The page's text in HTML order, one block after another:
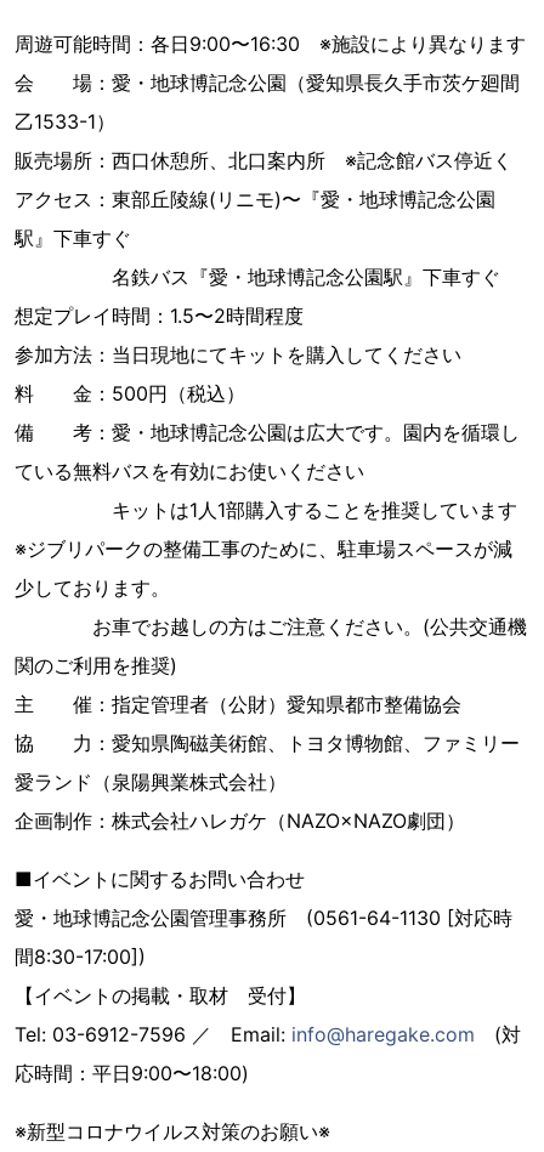
周遊可能時間：各日9:00〜16:30 ※施設により異なります
会 場：愛・地球博記念公園（愛知県長久手市茨ケ廻間
乙1533-1）
販売場所：西口休憩所、北口案内所 ※記念館バス停近く
アクセス：東部丘陵線(リニモ)〜『愛・地球博記念公園
駅』下車すぐ
名鉄バス『愛・地球博記念公園駅』下車すぐ
想定プレイ時間：1.5〜2時間程度
参加方法：当日現地にてキットを購入してください
料 金：500円（税込）
備 考：愛・地球博記念公園は広大です。園内を循環し
ている無料バスを有効にお使いください
キットは1人1部購入することを推奨しています
※ジブリパークの整備工事のために、駐車場スペースが減
少しております。
お車でお越しの方はご注意ください。(公共交通機
関のご利用を推奨)
主 催：指定管理者（公財）愛知県都市整備協会
協 力：愛知県陶磁美術館、トヨタ博物館、ファミリー
愛ランド（泉陽興業株式会社）
企画制作：株式会社ハレガケ（NAZO×NAZO劇団）
■イベントに関するお問い合わせ
愛・地球博記念公園管理事務所 (0561-64-1130 [対応時
間8:30-17:00])
【イベントの掲載・取材 受付】
Tel: 03-6912-7596 ／ Email: info@haregake.com (対
応時間：平日9:00〜18:00)
※新型コロナウイルス対策のお願い※